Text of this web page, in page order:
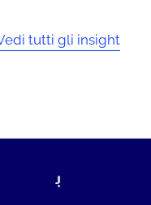
tutti gli insight